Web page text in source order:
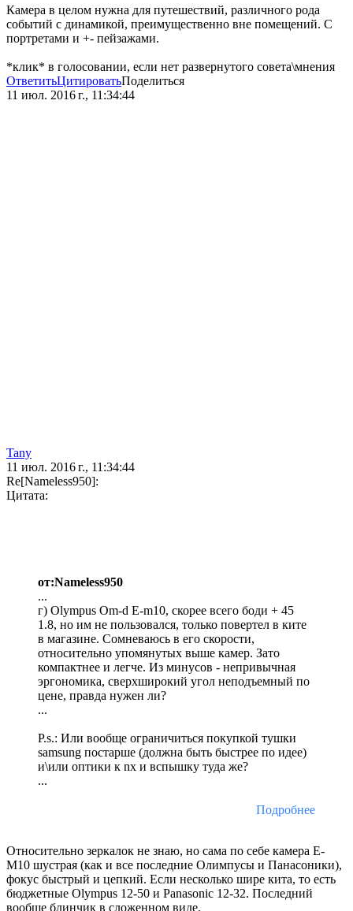
Камера в целом нужна для путешествий, различного рода
событий с динамикой, преимущественно вне помещений. С
портретами и +- пейзажами.
*клик* в голосовании, если нет развернутого совета\мнения
ОтветитьЦитироватьПоделиться
11 июл. 2016 г., 11:34:44
Tany
11 июл. 2016 г., 11:34:44
Re[Nameless950]:
Цитата:
от:Nameless950
...
г) Olympus Om-d E-m10, скорее всего боди + 45
1.8, но им не пользовался, только повертел в ките
в магазине. Сомневаюсь в его скорости,
относительно упомянутых выше камер. Зато
компактнее и легче. Из минусов - непривычная
эргономика, сверхширокий угол неподъемный по
цене, правда нужен ли?
...
P.s.: Или вообще ограничиться покупкой тушки
samsung постарше (должна быть быстрее по идее)
и\или оптики к nx и вспышку туда же?
...
Подробнее
Относительно зеркалок не знаю, но сама по себе камера Е-
М10 шустрая (как и все последние Олимпусы и Панасоники),
фокус быстрый и цепкий. Если несколько шире кита, то есть
бюджетные Olympus 12-50 и Panasonic 12-32. Последний
вообще блинчик в сложенном виде.